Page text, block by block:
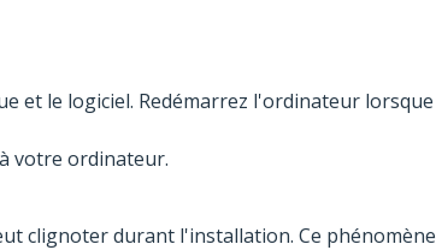
et le logiciel. Redémarrez l'ordinateur
votre ordinateur.
clignoter durant l'installation. Ce